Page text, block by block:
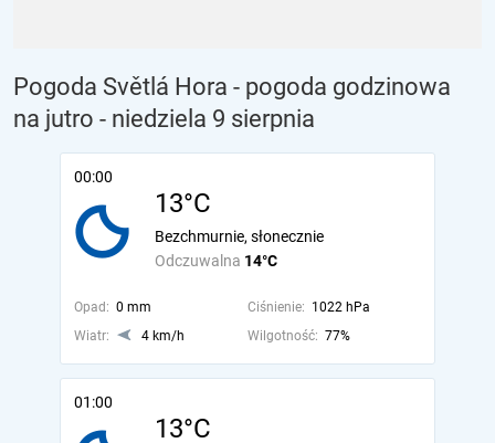
Pogoda Světlá Hora - pogoda godzinowa
na jutro - niedziela 9 sierpnia
00:00
13°C
Odczuwalna 14°C
Bezchmurnie, słonecznie
Opad: 0 mm Ciśnienie: 1022 hPa
Wiatr:
4 km/h Wilgotność: 77%
01:00
13°C